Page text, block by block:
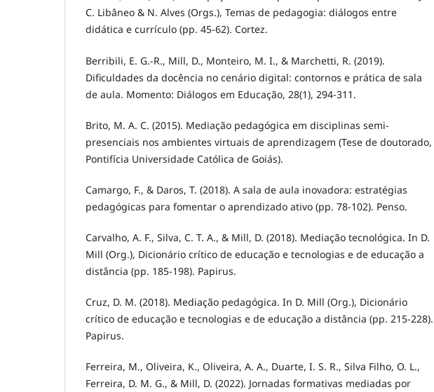
C. Libâneo & N. Alves (Orgs.), Temas de pedagogia: diálogos entre
didática e currículo (pp. 45-62). Cortez.
Berribili, E. G.-R., Mill, D., Monteiro, M. I., & Marchetti, R. (2019).
Dificuldades da docência no cenário digital: contornos e prática de sala
de aula. Momento: Diálogos em Educação, 28(1), 294-311.
Brito, M. A. C. (2015). Mediação pedagógica em disciplinas semi-
presenciais nos ambientes virtuais de aprendizagem (Tese de doutorado,
Pontifícia Universidade Católica de Goiás).
Camargo, F., & Daros, T. (2018). A sala de aula inovadora: estratégias
pedagógicas para fomentar o aprendizado ativo (pp. 78-102). Penso.
Carvalho, A. F., Silva, C. T. A., & Mill, D. (2018). Mediação tecnológica. In D.
Mill (Org.), Dicionário crítico de educação e tecnologias e de educação a
distância (pp. 185-198). Papirus.
Cruz, D. M. (2018). Mediação pedagógica. In D. Mill (Org.), Dicionário
crítico de educação e tecnologias e de educação a distância (pp. 215-228).
Papirus.
Ferreira, M., Oliveira, K., Oliveira, A. A., Duarte, I. S. R., Silva Filho, O. L.,
Ferreira, D. M. G., & Mill, D. (2022). Jornadas formativas mediadas por